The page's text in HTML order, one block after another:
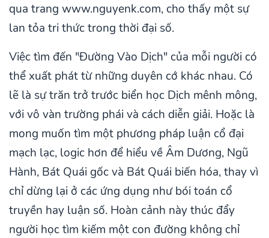
qua trang www.nguyenk.com, cho thấy một sự
lan tỏa tri thức trong thời đại số.
Việc tìm đến "Đường Vào Dịch" của mỗi người có
thể xuất phát từ những duyên cớ khác nhau. Có
lẽ là sự trăn trở trước biển học Dịch mênh mông,
với vô vàn trường phái và cách diễn giải. Hoặc là
mong muốn tìm một phương pháp luận cổ đại
mạch lạc, logic hơn để hiểu về Âm Dương, Ngũ
Hành, Bát Quái gốc và Bát Quái biến hóa, thay vì
chỉ dừng lại ở các ứng dụng như bói toán cổ
truyền hay luận số. Hoàn cảnh này thúc đẩy
người học tìm kiếm một con đường không chỉ